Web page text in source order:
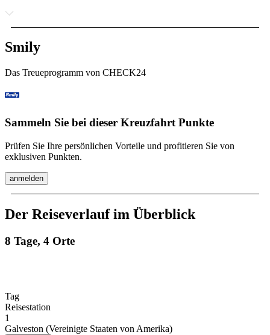
Smily
Das Treueprogramm von CHECK24
Sammeln Sie bei dieser Kreuzfahrt Punkte
Prüfen Sie Ihre persönlichen Vorteile und profitieren Sie von
exklusiven Punkten.
anmelden
Der Reiseverlauf im Überblick
8 Tage, 4 Orte
Tag
Reisestation
1
Galveston (Vereinigte Staaten von Amerika)